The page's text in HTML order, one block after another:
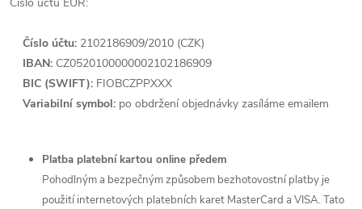
Číslo účtu: 2102186909/2010 (CZK)
IBAN: CZ0520100000002102186909
BIC (SWIFT): FIOBCZPPXXX
Variabilní symbol: po obdržení objednávky zasíláme emailem
Platba platební kartou online předem
Pohodlným a bezpečným způsobem bezhotovostní platby je
použití internetových platebních karet MasterCard a VISA. Tato